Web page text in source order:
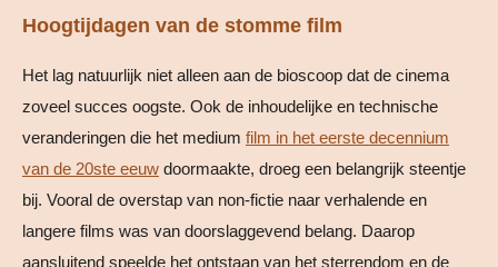
Hoogtijdagen van de stomme film
Het lag natuurlijk niet alleen aan de bioscoop dat de cinema
zoveel succes oogste. Ook de inhoudelijke en technische
veranderingen die het medium film in het eerste decennium
van de 20ste eeuw doormaakte, droeg een belangrijk steentje
bij. Vooral de overstap van non-fictie naar verhalende en
langere films was van doorslaggevend belang. Daarop
aansluitend speelde het ontstaan van het sterrendom en de